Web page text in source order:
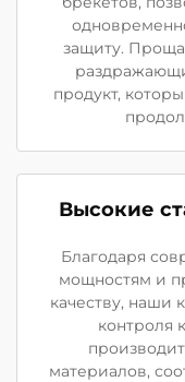
защиту.
продукт,
Высокие
Благодаря
мощностям и
качеству, наши
контроля
материалов,